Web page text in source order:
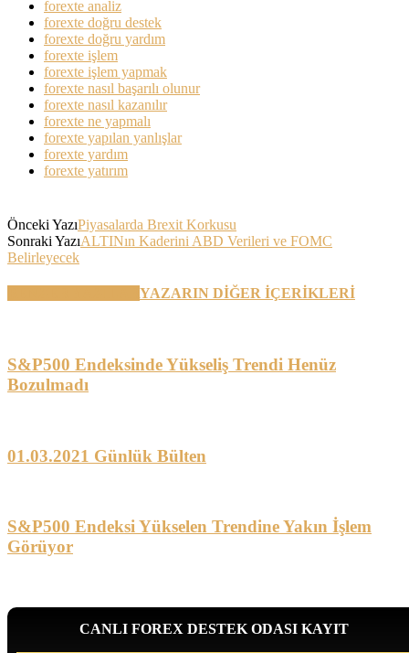
forexte analiz
forexte doğru destek
forexte doğru yardım
forexte işlem
forexte işlem yapmak
forexte nasıl başarılı olunur
forexte nasıl kazanılır
forexte ne yapmalı
forexte yapılan yanlışlar
forexte yardım
forexte yatırım
Önceki YazıPiyasalarda Brexit Korkusu
Sonraki YazıALTINın Kaderini ABD Verileri ve FOMC
Belirleyecek
YAZARIN DİĞER İÇERİKLERİ
S&P500 Endeksinde Yükseliş Trendi Henüz
Bozulmadı
01.03.2021 Günlük Bülten
S&P500 Endeksi Yükselen Trendine Yakın İşlem
Görüyor
CANLI FOREX DESTEK ODASI KAYIT